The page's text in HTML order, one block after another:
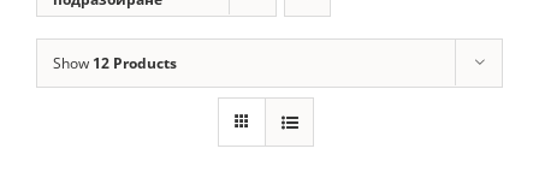
Show 12 Products